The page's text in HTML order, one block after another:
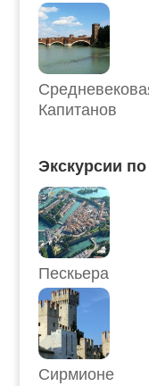
Капитанов
Экскурсии
Пескьера
Сирмионе